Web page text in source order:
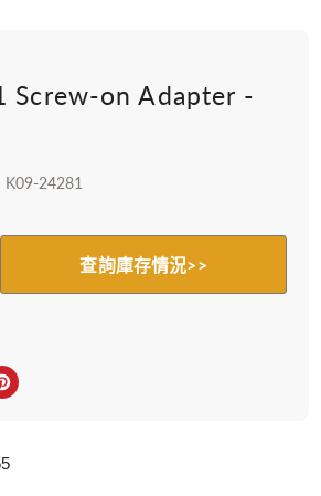
Screw-on Adapter -
K09-24281
查詢庫存情況>>